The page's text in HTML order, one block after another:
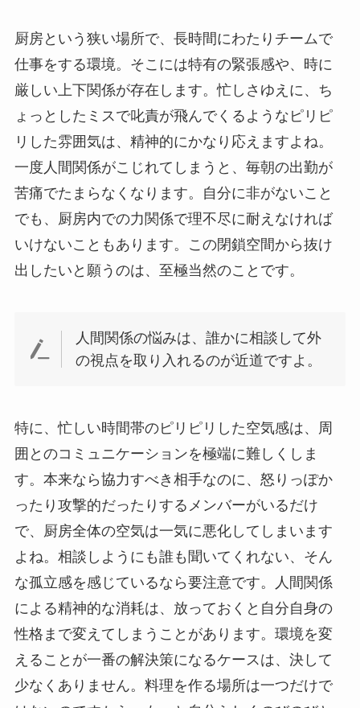
厨房という狭い場所で、長時間にわたりチームで
仕事をする環境。そこには特有の緊張感や、時に
厳しい上下関係が存在します。忙しさゆえに、ち
ょっとしたミスで叱責が飛んでくるようなピリピ
リした雰囲気は、精神的にかなり応えますよね。
一度人間関係がこじれてしまうと、毎朝の出勤が
苦痛でたまらなくなります。自分に非がないこと
でも、厨房内での力関係で理不尽に耐えなければ
いけないこともあります。この閉鎖空間から抜け
出したいと願うのは、至極当然のことです。
人間関係の悩みは、誰かに相談して外
の視点を取り入れるのが近道ですよ。
特に、忙しい時間帯のピリピリした空気感は、周
囲とのコミュニケーションを極端に難しくしま
す。本来なら協力すべき相手なのに、怒りっぽか
ったり攻撃的だったりするメンバーがいるだけ
で、厨房全体の空気は一気に悪化してしまいます
よね。相談しようにも誰も聞いてくれない、そん
な孤立感を感じているなら要注意です。人間関係
による精神的な消耗は、放っておくと自分自身の
性格まで変えてしまうことがあります。環境を変
えることが一番の解決策になるケースは、決して
少なくありません。料理を作る場所は一つだけで